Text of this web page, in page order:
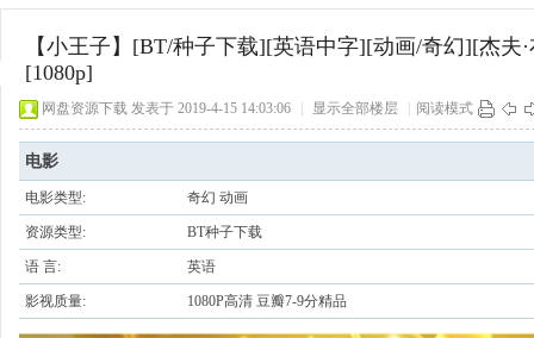
【小王子】[BT/种子下载][英语中字][动画/奇幻][杰夫
[1080p]
网盘资源下载 发表于 2019-4-15 14:03:06 显示全部楼层 阅读模式
电影
电影类型: 奇幻 动画
资源类型: BT种子下载
语 言: 英语
影视质量: 1080P高清 豆瓣7-9分精品